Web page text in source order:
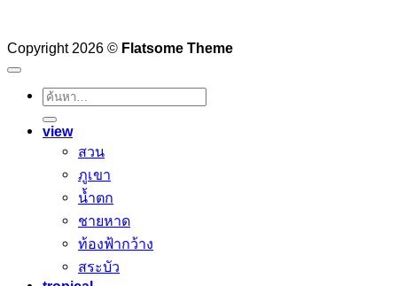
Copyright 2026 © Flatsome Theme
ค้นหา:
view
สวน
ภูเขา
น้ำตก
ชายหาด
ท้องฟ้ากว้าง
สระบัว